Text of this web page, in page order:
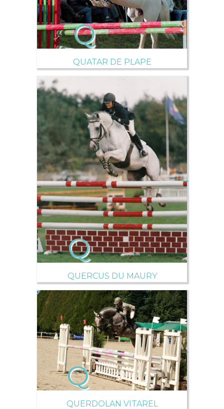
QUATAR DE PLAPE
→
QUERCUS DU MAURY
→
QUERDOLAN VITAREL
→